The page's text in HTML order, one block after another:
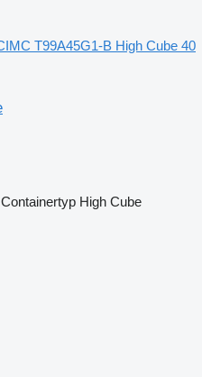
T99A45G1-B High Cube 40
Containertyp High Cube